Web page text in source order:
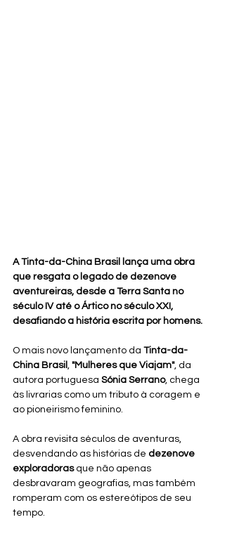
A Tinta-da-China Brasil lança uma obra
que resgata o legado de dezenove
aventureiras, desde a Terra Santa no
século IV até o Ártico no século XXI,
desafiando a história escrita por homens.
O mais novo lançamento da Tinta-da-
China Brasil , "Mulheres que Viajam", da
autora portuguesa Sónia Serrano, chega
às livrarias como um tributo à coragem e
ao pioneirismo feminino.
A obra revisita séculos de aventuras,
desvendando as histórias de dezenove
exploradoras que não apenas
desbravaram geografias, mas também
romperam com os estereótipos de seu
tempo.